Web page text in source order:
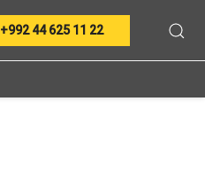
+992 44 625 11 22